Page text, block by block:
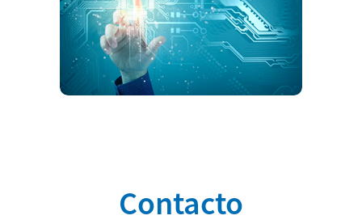
Contacto